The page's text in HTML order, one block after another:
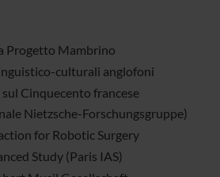
Progetto Mambrino
culturali anglofoni
Cinquecento francese
Nietzsche-Forschungsgruppe)
for Robotic Surgery
Study (Paris IAS)